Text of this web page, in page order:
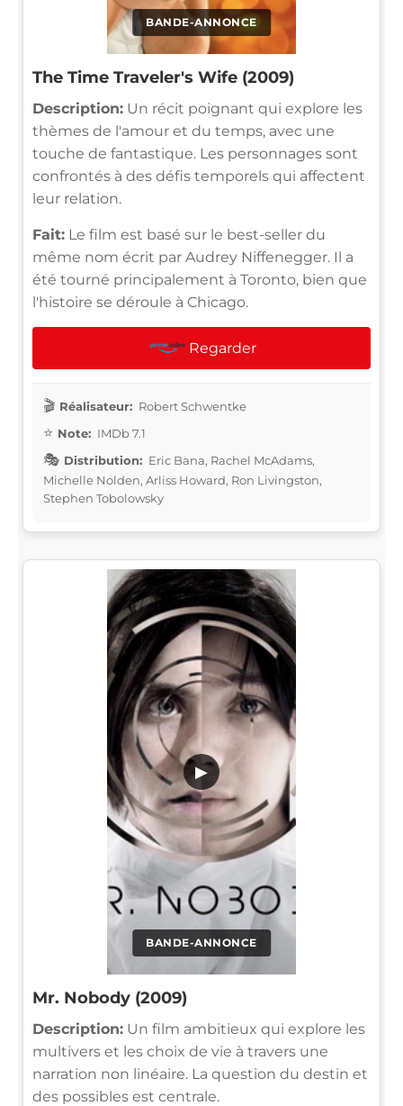
BANDE-ANNONCE
The Time Traveler's Wife (2009)
Description: Un récit poignant qui explore les
thèmes de l'amour et du temps, avec une
touche de fantastique. Les personnages sont
confrontés à des défis temporels qui affectent
leur relation.
Fait: Le film est basé sur le best-seller du
même nom écrit par Audrey Niffenegger. Il a
été tourné principalement à Toronto, bien que
l'histoire se déroule à Chicago.
Regarder
Réalisateur: Robert Schwentke
Note: IMDb 7.1
Distribution: Eric Bana, Rachel McAdams,
Michelle Nolden, Arliss Howard, Ron Livingston,
Stephen Tobolowsky
BANDE-ANNONCE
▶
Mr. Nobody (2009)
Description: Un film ambitieux qui explore les
multivers et les choix de vie à travers une
narration non linéaire. La question du destin et
des possibles est centrale.